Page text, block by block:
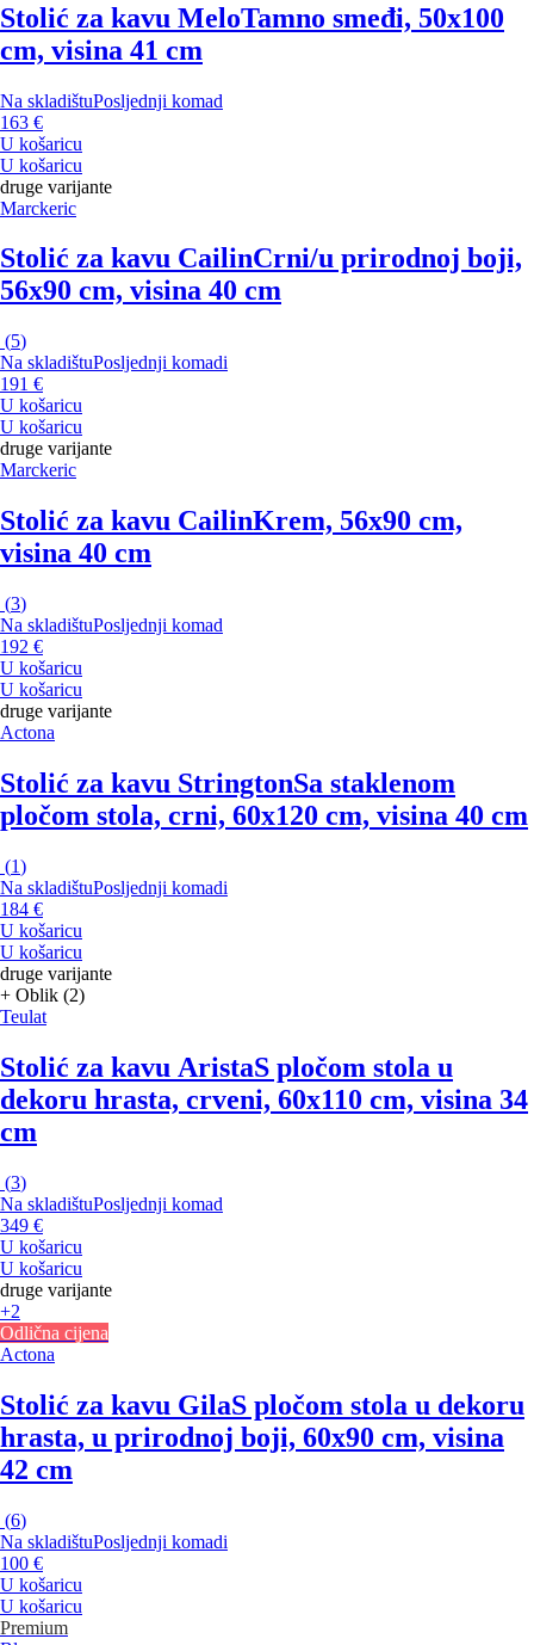
Stolić za kavu MeloTamno smeđi, 50x100
cm, visina 41 cm
Na skladištuPosljednji komad
163 €
U košaricu
U košaricu
druge varijante
Marckeric
Stolić za kavu CailinCrni/u prirodnoj boji,
56x90 cm, visina 40 cm
(5)
Na skladištuPosljednji komadi
191 €
U košaricu
U košaricu
druge varijante
Marckeric
Stolić za kavu CailinKrem, 56x90 cm,
visina 40 cm
(3)
Na skladištuPosljednji komad
192 €
U košaricu
U košaricu
druge varijante
Actona
Stolić za kavu StringtonSa staklenom
pločom stola, crni, 60x120 cm, visina 40 cm
(1)
Na skladištuPosljednji komadi
184 €
U košaricu
U košaricu
druge varijante
+ Oblik (2)
Teulat
Stolić za kavu AristaS pločom stola u
dekoru hrasta, crveni, 60x110 cm, visina 34
cm
(3)
Na skladištuPosljednji komad
349 €
U košaricu
U košaricu
druge varijante
+2
Odlična cijena
Actona
Stolić za kavu GilaS pločom stola u dekoru
hrasta, u prirodnoj boji, 60x90 cm, visina
42 cm
(6)
Na skladištuPosljednji komadi
100 €
U košaricu
U košaricu
Premium